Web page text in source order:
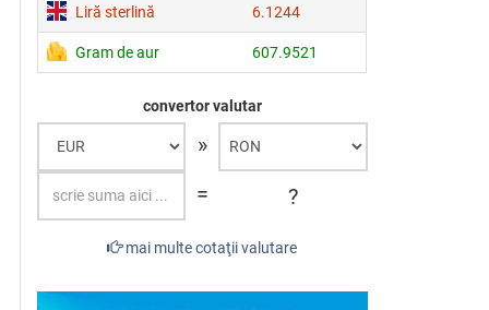
Liră sterlină 6.1244
Gram de aur 607.9521
convertor valutar
»
=
?
mai multe cotaţii valutare